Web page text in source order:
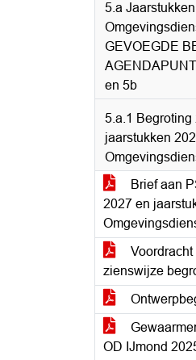
5.a Jaarstukken
GEVOEGDE
en 5b
5.a.1 Begroting
jaarstukken
Brief aan
2027 en
zienswijze
OD IJmond